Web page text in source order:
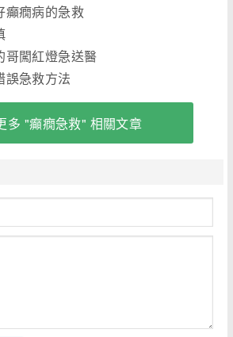
癲癇病的急救
哥闖紅燈急送醫
誤急救方法
多 "癲癇急救" 相關文章